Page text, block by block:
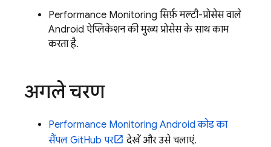
Performance Monitoring सिर्फ़ मल्टी-प्रोसेस वाले
Android ऐप्लिकेशन की मुख्य प्रोसेस के साथ काम
करता है.
अगले चरण
Performance Monitoring Android कोड का
सैंपल GitHub पर
देखें और उसे चलाएं.